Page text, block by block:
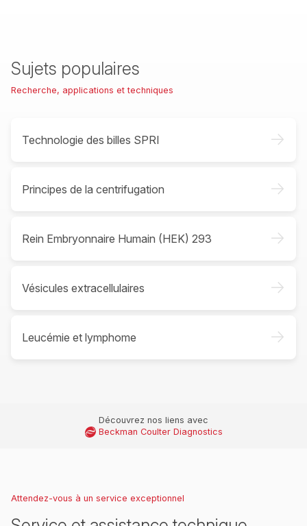
Sujets populaires
Recherche, applications et techniques
Technologie des billes SPRI ->
Principes de la centrifugation ->
Rein Embryonnaire Humain (HEK) 293 ->
Vésicules extracellulaires ->
Leucémie et lymphome ->
Découvrez nos liens avec
Beckman Coulter Diagnostics
Attendez-vous à un service exceptionnel